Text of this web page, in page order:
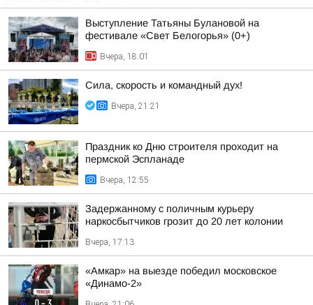
Выступление Татьяны Булановой на
фестивале «Свет Белогорья» (0+)
Вчера, 18:01
Сила, скорость и командный дух!
Вчера, 21:21
Праздник ко Дню строителя проходит на
пермской Эспланаде
Вчера, 12:55
Задержанному с поличным курьеру
наркосбытчиков грозит до 20 лет колонии
Вчера, 17:13
«Амкар» на выезде победил московское
«Динамо-2»